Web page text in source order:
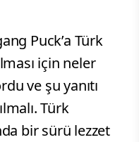
Puck’a Türk
için neler
ve şu yanıtı
Türk
bir sürü lezzet